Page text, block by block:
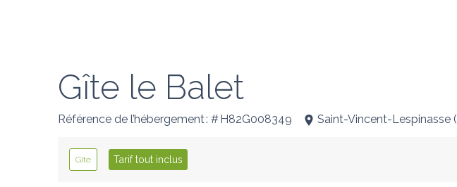
Gîte le Balet
Référence de l’hébergement : # H82G008349 Saint-Vincent-Lespinasse (
Gîte Tarif tout inclus